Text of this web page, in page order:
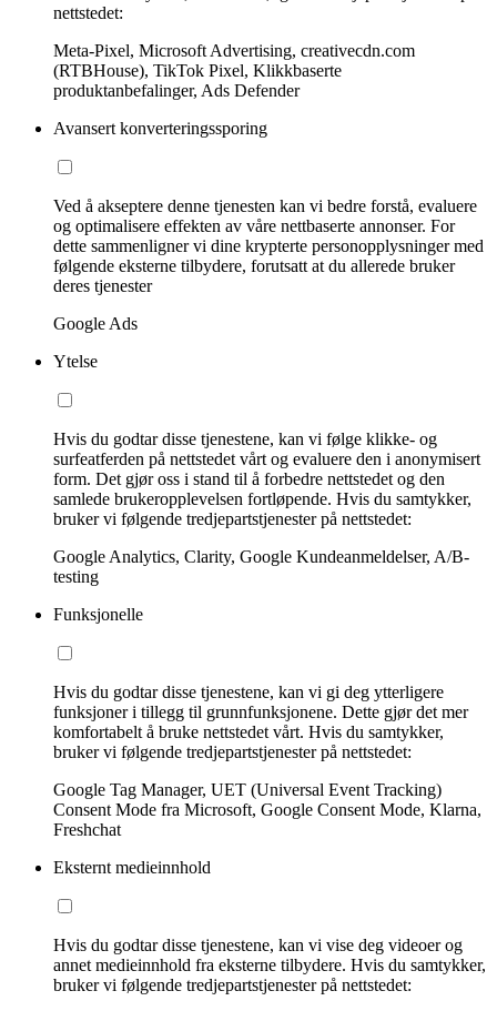
nettstedet:
Meta-Pixel, Microsoft Advertising, creativecdn.com
(RTBHouse), TikTok Pixel, Klikkbaserte
produktanbefalinger, Ads Defender
Avansert konverteringssporing
Ved å akseptere denne tjenesten kan vi bedre forstå, evaluere
og optimalisere effekten av våre nettbaserte annonser. For
dette sammenligner vi dine krypterte personopplysninger med
følgende eksterne tilbydere, forutsatt at du allerede bruker
deres tjenester
Google Ads
Ytelse
Hvis du godtar disse tjenestene, kan vi følge klikke- og
surfeatferden på nettstedet vårt og evaluere den i anonymisert
form. Det gjør oss i stand til å forbedre nettstedet og den
samlede brukeropplevelsen fortløpende. Hvis du samtykker,
bruker vi følgende tredjepartstjenester på nettstedet:
Google Analytics, Clarity, Google Kundeanmeldelser, A/B-
testing
Funksjonelle
Hvis du godtar disse tjenestene, kan vi gi deg ytterligere
funksjoner i tillegg til grunnfunksjonene. Dette gjør det mer
komfortabelt å bruke nettstedet vårt. Hvis du samtykker,
bruker vi følgende tredjepartstjenester på nettstedet:
Google Tag Manager, UET (Universal Event Tracking)
Consent Mode fra Microsoft, Google Consent Mode, Klarna,
Freshchat
Eksternt medieinnhold
Hvis du godtar disse tjenestene, kan vi vise deg videoer og
annet medieinnhold fra eksterne tilbydere. Hvis du samtykker,
bruker vi følgende tredjepartstjenester på nettstedet: